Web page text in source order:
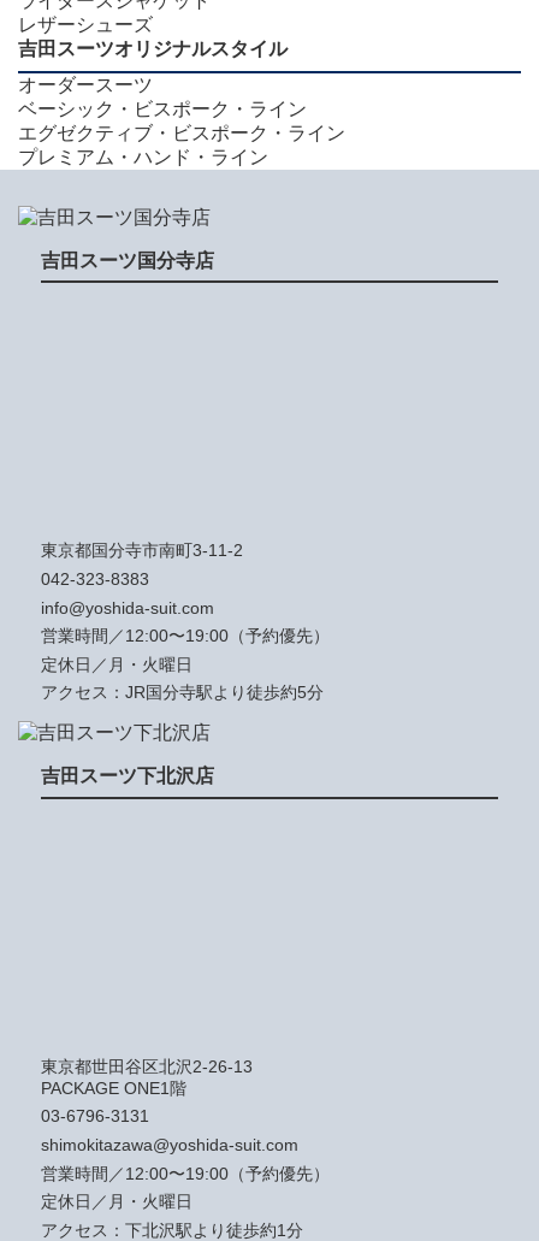
レザーシューズ
吉田スーツオリジナルスタイル
オーダースーツ
ベーシック・ビスポーク・ライン
エグゼクティブ・ビスポーク・ライン
プレミアム・ハンド・ライン
吉田スーツ国分寺店
東京都国分寺市南町3-11-2
042-323-8383
info@yoshida-suit.com
営業時間／12:00〜19:00（予約優先）
定休日／月・火曜日
アクセス：JR国分寺駅より徒歩約5分
吉田スーツ下北沢店
東京都世田谷区北沢2-26-13
PACKAGE ONE1階
03-6796-3131
shimokitazawa@yoshida-suit.com
営業時間／12:00〜19:00（予約優先）
定休日／月・火曜日
アクセス：下北沢駅より徒歩約1分